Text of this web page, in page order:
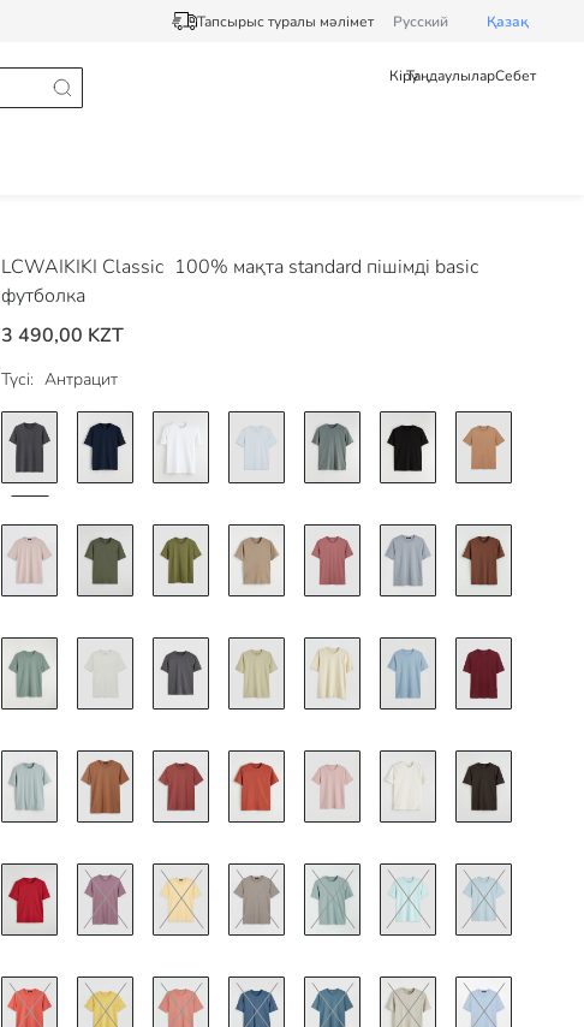
Тапсырыс туралы мәлімет Pусский Қазақ
КіруТаңдаулыларСебет
LCWAIKIKI Classic 100% мақта standard пішімді basic
футболка
3 490,00 KZT
Түсі: Антрацит